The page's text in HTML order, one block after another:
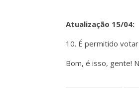
Atualização 15/04:
10. É permitido
Bom, é isso, gente!